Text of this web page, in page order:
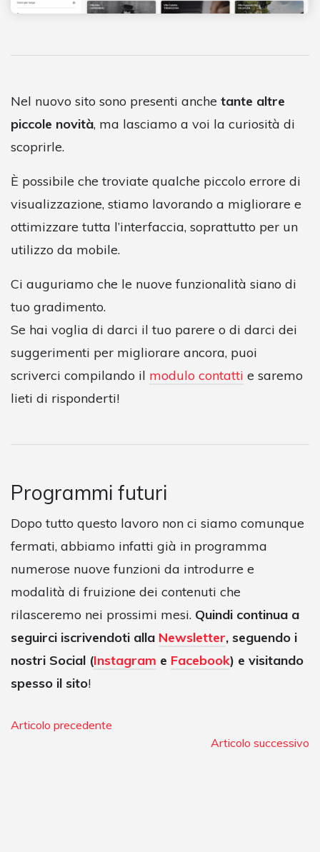
Nel nuovo sito sono presenti anche tante altre
piccole novità, ma lasciamo a voi la curiosità di
scoprirle.
È possibile che troviate qualche piccolo errore di
visualizzazione, stiamo lavorando a migliorare e
ottimizzare tutta l’interfaccia, soprattutto per un
utilizzo da mobile.
Ci auguriamo che le nuove funzionalità siano di
tuo gradimento.
Se hai voglia di darci il tuo parere o di darci dei
suggerimenti per migliorare ancora, puoi
scriverci compilando il modulo contatti e saremo
lieti di risponderti!
Programmi futuri
Dopo tutto questo lavoro non ci siamo comunque
fermati, abbiamo infatti già in programma
numerose nuove funzioni da introdurre e
modalità di fruizione dei contenuti che
rilasceremo nei prossimi mesi. Quindi continua a
seguirci iscrivendoti alla Newsletter, seguendo i
nostri Social (Instagram e Facebook) e visitando
spesso il sito!
Articolo precedente
Articolo successivo